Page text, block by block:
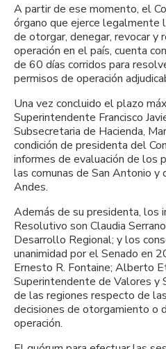
A partir de ese momento, el
órgano que ejerce legalmente
de otorgar, denegar, revocar y
operación en el país, cuenta
de 60 días corridos para
permisos de operación
Una vez concluido el plazo
Superintendente Francisco
Subsecretaria de Hacienda,
condición de presidenta del
informes de evaluación de los
las comunas de San Antonio y
Andes.
Además de su presidenta, los
Resolutivo son Claudia
Desarrollo Regional; y los
unanimidad por el Senado en
Ernesto R. Fontaine; Alberto
Superintendente de Valores y
de las regiones respecto de
decisiones de otorgamiento o
operación.